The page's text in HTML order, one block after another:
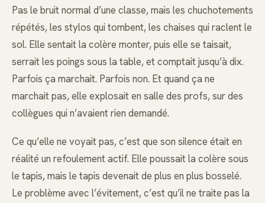
Pas le bruit normal d’une classe, mais les chuchotements
répétés, les stylos qui tombent, les chaises qui raclent le
sol. Elle sentait la colère monter, puis elle se taisait,
serrait les poings sous la table, et comptait jusqu’à dix.
Parfois ça marchait. Parfois non. Et quand ça ne
marchait pas, elle explosait en salle des profs, sur des
collègues qui n’avaient rien demandé.
Ce qu’elle ne voyait pas, c’est que son silence était en
réalité un refoulement actif. Elle poussait la colère sous
le tapis, mais le tapis devenait de plus en plus bosselé.
Le problème avec l’évitement, c’est qu’il ne traite pas la